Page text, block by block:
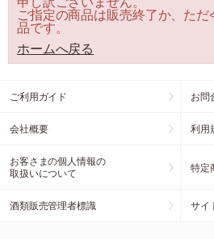
ご指定の商品は販売終了か、た
品です。
ホームへ戻る
ご利用ガイド お問
会社概要 利用
お客さまの個人情報の
取扱いについて
特定
酒類販売管理者標識 サイ